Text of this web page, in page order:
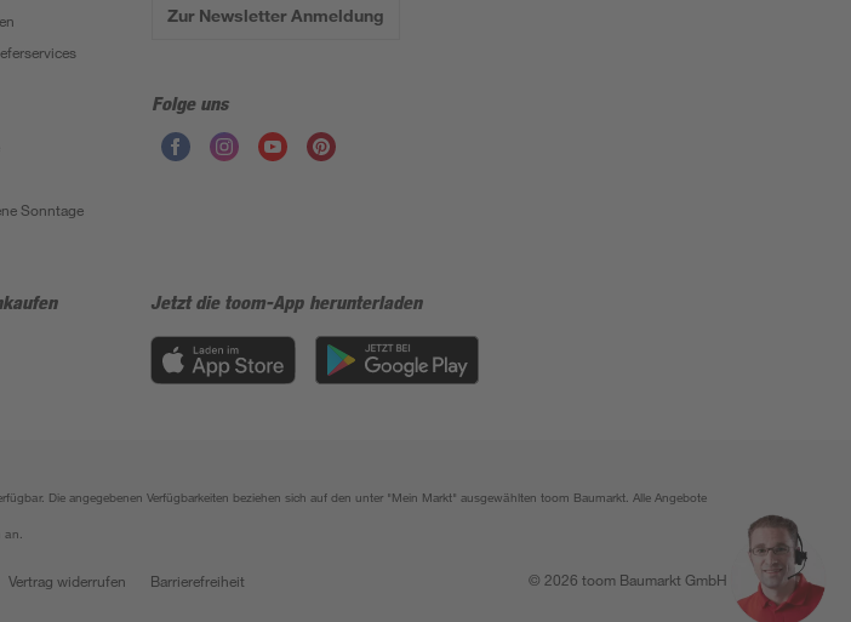
Sonntage
Zur Newsletter Anmeldung
Folge uns
Jetzt die toom-App herunterladen
Die angegebenen Verfügbarkeiten beziehen sich auf den unter "Mein Markt" ausgewählten toom Baumarkt. Alle Angebote
Vertrag widerrufen Barrierefreiheit © 2026 toom Baumarkt GmbH